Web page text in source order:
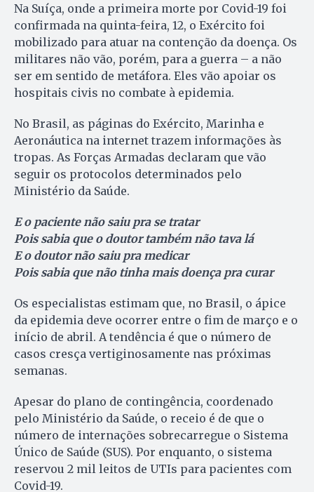
Na Suíça, onde a primeira morte por Covid-19 foi
confirmada na quinta-feira, 12, o Exército foi
mobilizado para atuar na contenção da doença. Os
militares não vão, porém, para a guerra – a não
ser em sentido de metáfora. Eles vão apoiar os
hospitais civis no combate à epidemia.
No Brasil, as páginas do Exército, Marinha e
Aeronáutica na internet trazem informações às
tropas. As Forças Armadas declaram que vão
seguir os protocolos determinados pelo
Ministério da Saúde.
E o paciente não saiu pra se tratar
Pois sabia que o doutor também não tava lá
E o doutor não saiu pra medicar
Pois sabia que não tinha mais doença pra curar
Os especialistas estimam que, no Brasil, o ápice
da epidemia deve ocorrer entre o fim de março e o
início de abril. A tendência é que o número de
casos cresça vertiginosamente nas próximas
semanas.
Apesar do plano de contingência, coordenado
pelo Ministério da Saúde, o receio é de que o
número de internações sobrecarregue o Sistema
Único de Saúde (SUS). Por enquanto, o sistema
reservou 2 mil leitos de UTIs para pacientes com
Covid-19.